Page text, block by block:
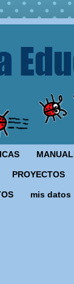
PROYECTOS
mis datos